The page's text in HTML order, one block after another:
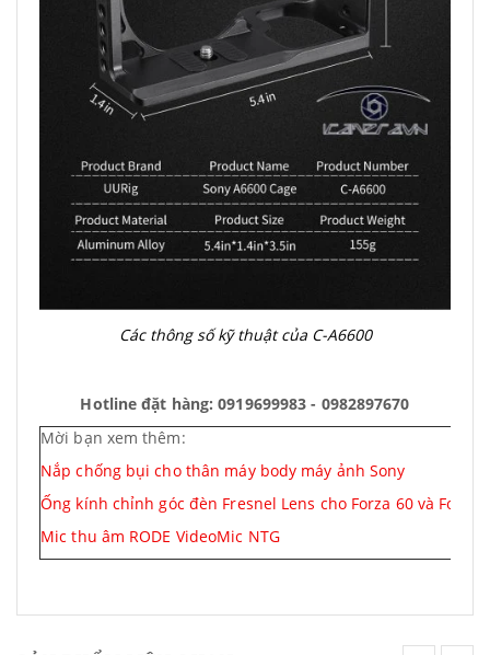
Các thông số kỹ thuật của C-A6600
Hotline đặt hàng: 0919699983 - 0982897670
Mời bạn xem thêm:
Nắp chống bụi cho thân máy body máy ảnh Sony
Ống kính chỉnh góc đèn Fresnel Lens cho Forza 60 và Forza
Mic thu âm RODE VideoMic NTG